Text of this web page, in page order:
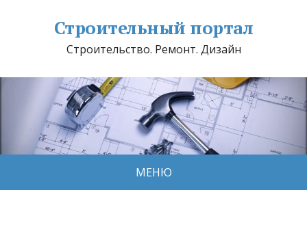
Строительный портал
Строительство. Ремонт. Дизайн
МЕНЮ